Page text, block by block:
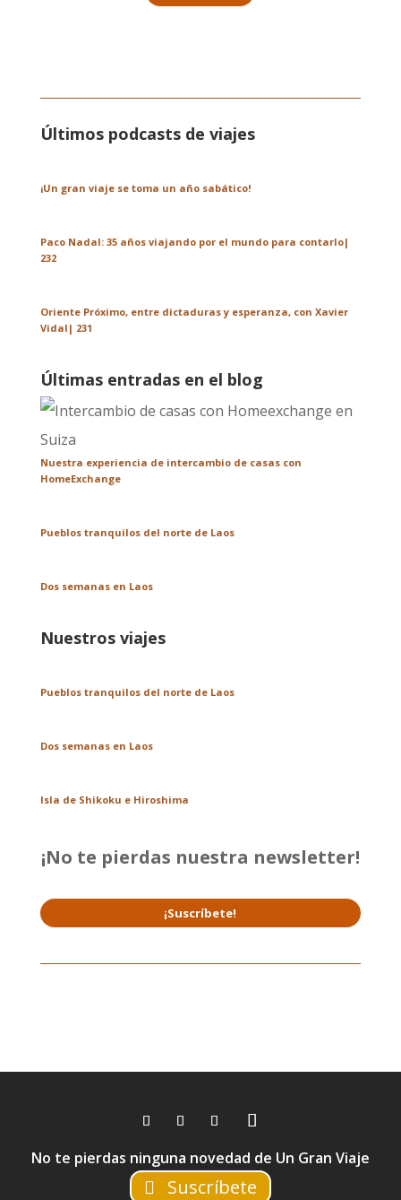
Últimos podcasts de viajes
¡Un gran viaje se toma un año sabático!
Paco Nadal: 35 años viajando por el mundo para contarlo|
232
Oriente Próximo, entre dictaduras y esperanza, con Xavier
Vidal| 231
Últimas entradas en el blog
Nuestra experiencia de intercambio de casas con
HomeExchange
Pueblos tranquilos del norte de Laos
Dos semanas en Laos
Nuestros viajes
Pueblos tranquilos del norte de Laos
Dos semanas en Laos
Isla de Shikoku e Hiroshima
¡No te pierdas nuestra newsletter!
¡Suscríbete!
No te pierdas ninguna novedad de Un Gran Viaje
Suscríbete